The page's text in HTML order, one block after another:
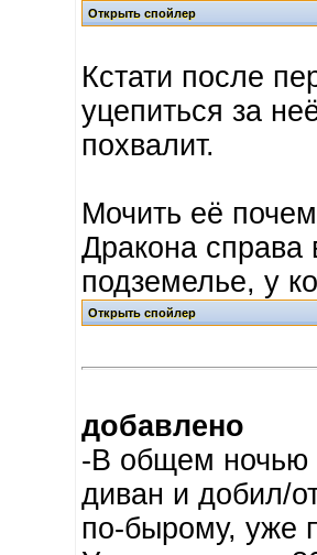
Кстати после
уцепиться за
похвалит.
Мочить её
Дракона справа
подземелье, у
добавлено
-В общем ночью
диван и добил/
по-бырому, уже